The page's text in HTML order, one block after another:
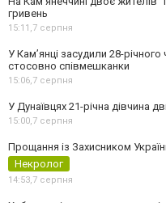
гривень
15:11,7 серпня
У Камʼянці засудили 28-
стосовно співмешканки
15:06,7 серпня
У Дунаївцях 21-річна дівчина
15:00,7 серпня
Прощання із Захисником
Некролог
14:53,7 серпня